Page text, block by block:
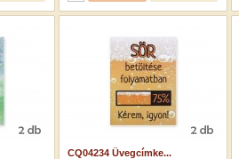
CQ04234 Üvegcímke...